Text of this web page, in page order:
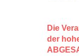
Die
der